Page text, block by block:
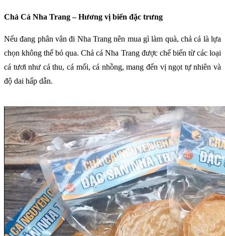
Chả Cá Nha Trang – Hương vị biển đặc trưng
Nếu đang phân vân đi Nha Trang nên mua gì làm quà, chả cá là lựa
chọn không thể bỏ qua. Chả cá Nha Trang được chế biến từ các loại
cá tươi như cá thu, cá mối, cá nhồng, mang đến vị ngọt tự nhiên và
độ dai hấp dẫn.